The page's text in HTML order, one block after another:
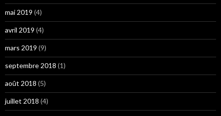
mai 2019 (4)
avril 2019 (4)
mars 2019 (9)
septembre 2018 (1)
août 2018 (5)
juillet 2018 (4)